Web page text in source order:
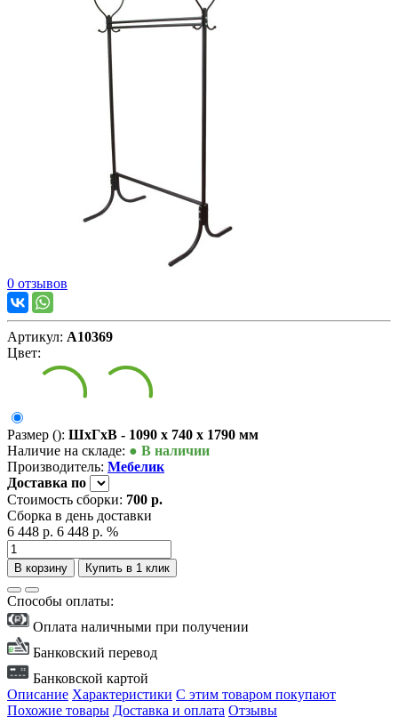
0 отзывов
Артикул: А10369
Цвет:
Размер (): ШxГxВ - 1090 x 740 x 1790 мм
Наличие на складе: ● В наличии
Производитель: Мебелик
Доставка по
Стоимость сборки: 700 р.
Сборка в день доставки
6 448 р. 6 448 р. %
В корзину Купить в 1 клик
Способы оплаты:
Оплата наличными при получении
Банковский перевод
Банковской картой
Описание Характеристики С этим товаром покупают
Похожие товары Доставка и оплата Отзывы